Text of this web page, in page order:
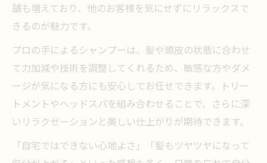
舗も増えており、他のお客様を気にせずにリラックスで
きるのが魅力です。
プロの手によるシャンプーは、髪や頭皮の状態に合わせ
て力加減や技術を調整してくれるため、敏感な方やダメ
ージが気になる方にも安心してお任せできます。トリー
トメントやヘッドスパを組み合わせることで、さらに深
いリラクゼーションと美しい仕上がりが期待できます。
「自宅ではできない心地よさ」「髪もツヤツヤになって